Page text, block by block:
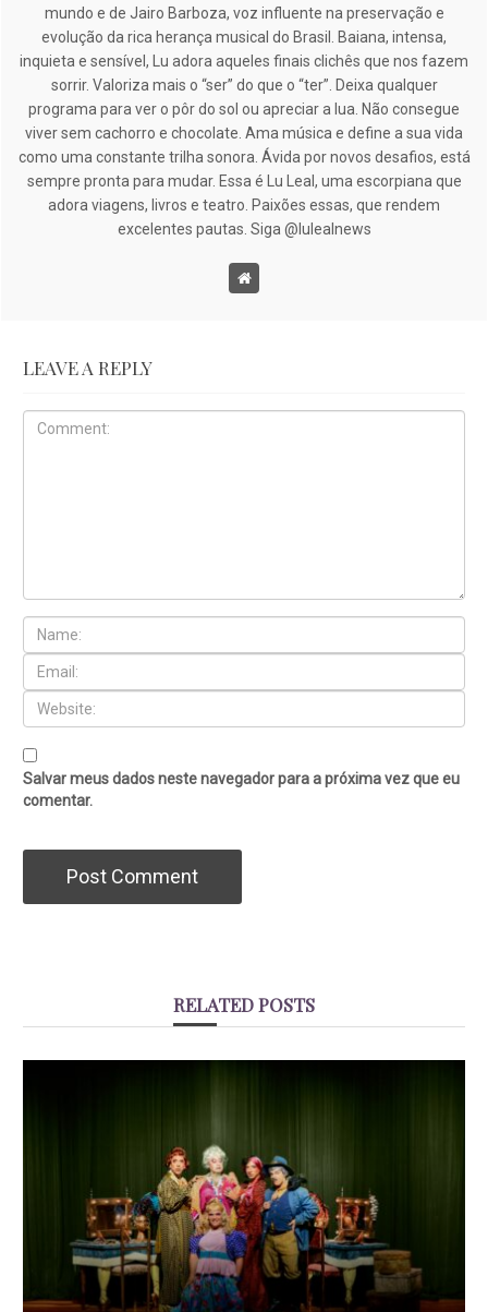
mundo e de Jairo Barboza, voz influente na preservação e
evolução da rica herança musical do Brasil. Baiana, intensa,
inquieta e sensível, Lu adora aqueles finais clichês que nos fazem
sorrir. Valoriza mais o “ser” do que o “ter”. Deixa qualquer
programa para ver o pôr do sol ou apreciar a lua. Não consegue
viver sem cachorro e chocolate. Ama música e define a sua vida
como uma constante trilha sonora. Ávida por novos desafios, está
sempre pronta para mudar. Essa é Lu Leal, uma escorpiana que
adora viagens, livros e teatro. Paixões essas, que rendem
excelentes pautas. Siga @lulealnews
LEAVE A REPLY
Salvar meus dados neste navegador para a próxima vez que eu
comentar.
RELATED POSTS